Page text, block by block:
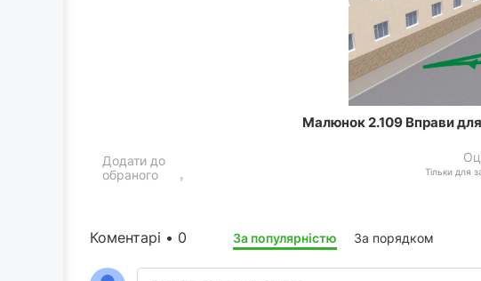
Малюнок 2.109 Вправи
Тільки для
Додати до
обраного
Коментарі • 0 За популярністю За порядком